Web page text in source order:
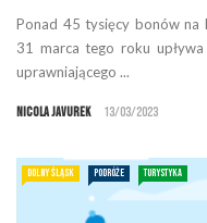
Ponad 45 tysięcy bonów na
31 marca tego roku
uprawniającego ...
Nicola Javurek 13/03/2023
DOLNY ŚLĄSK PODRÓŻE TURYSTYKA